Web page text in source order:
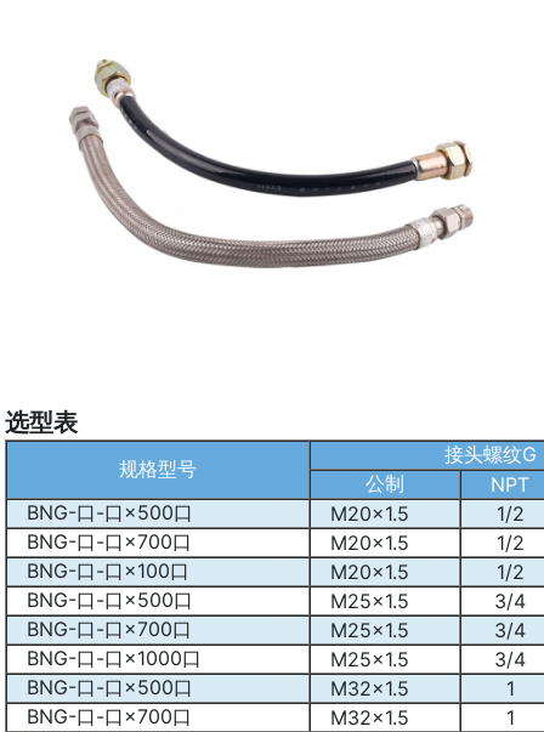
选型表
规格型号
接头螺纹G
公制
NPT
BNG-口-口×500口
M20×1.5
1/2
BNG-口-口×700口
M20×1.5
1/2
BNG-口-口×100口
M20×1.5
1/2
BNG-口-口×500口
M25×1.5
3/4
BNG-口-口×700口
M25×1.5
3/4
BNG-口-口×1000口
M25×1.5
3/4
BNG-口-口×500口
M32×1.5
1
BNG-口-口×700口
M32×1.5
1